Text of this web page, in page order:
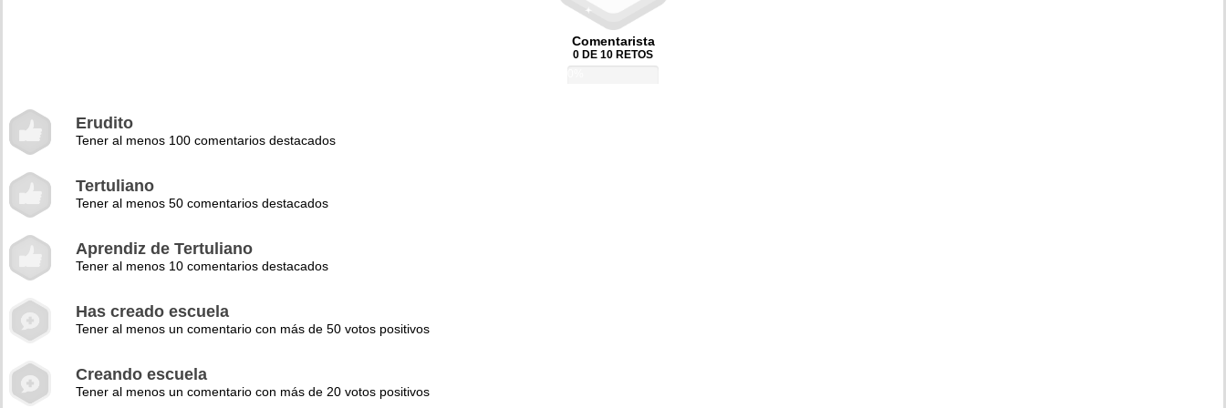
Comentarista
0 DE 10 RETOS
Erudito
Tener al menos 100 comentarios destacados
Tertuliano
Tener al menos 50 comentarios destacados
Aprendiz de Tertuliano
Tener al menos 10 comentarios destacados
Has creado escuela
Tener al menos un comentario con más de 50 votos positivos
Creando escuela
Tener al menos un comentario con más de 20 votos positivos